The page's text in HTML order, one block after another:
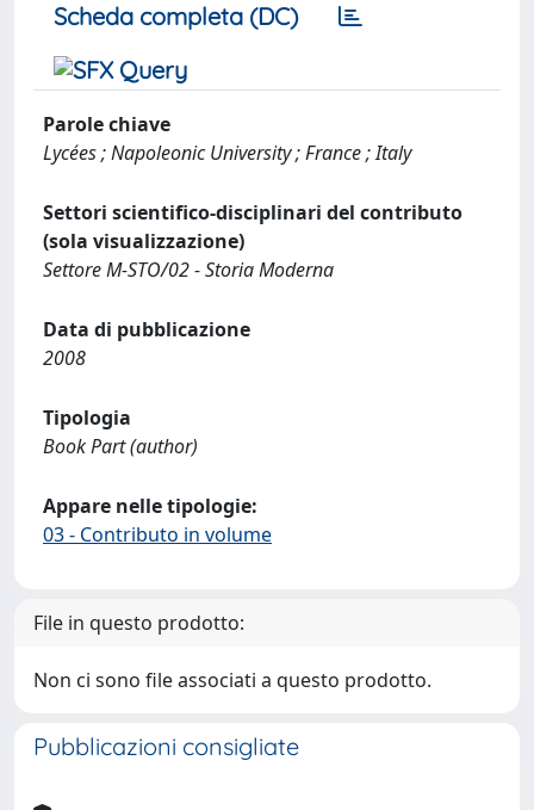
Scheda completa (DC)
Parole chiave
Lycées ; Napoleonic University ; France ; Italy
Settori scientifico-disciplinari del contributo
(sola visualizzazione)
Settore M-STO/02 - Storia Moderna
Data di pubblicazione
2008
Tipologia
Book Part (author)
Appare nelle tipologie:
03 - Contributo in volume
File in questo prodotto:
Non ci sono file associati a questo prodotto.
Pubblicazioni consigliate